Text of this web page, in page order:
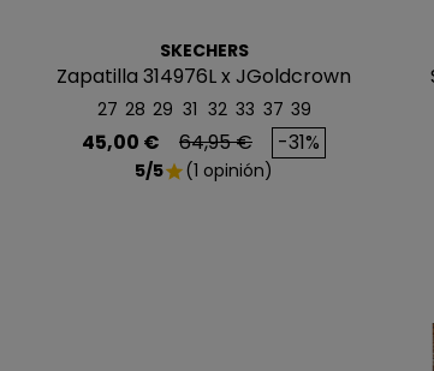
SKECHERS
Zapatilla 314976L x JGoldcrown
27 28 29 31 32 33 37 39
Precio
45,00 € Precio base
64,95 € -31%
5/5star(1 opinión)